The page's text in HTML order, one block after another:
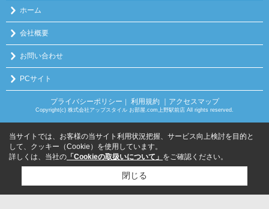
ホーム
会社概要
お問い合わせ
PCサイト
プライバシーポリシー ｜ 利用規約 ｜アクセスマップ
Copyright(c) 株式会社アップスタイル お部屋.com上野駅前店 All rights reserved.
当サイトでは、お客様の当サイト利用状況把握、サービス向上検討を目的と
して、クッキー（Cookie）を使用しています。
詳しくは、当社の 「Cookieの取扱いについて」 をご確認ください。
閉じる